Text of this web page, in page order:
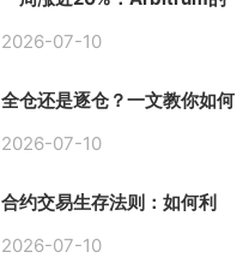
Chain一夜盘活
2026-07-10
全仓还是逐仓？一文教你如何
2026-07-10
合约交易生存法则：如何利
2026-07-10